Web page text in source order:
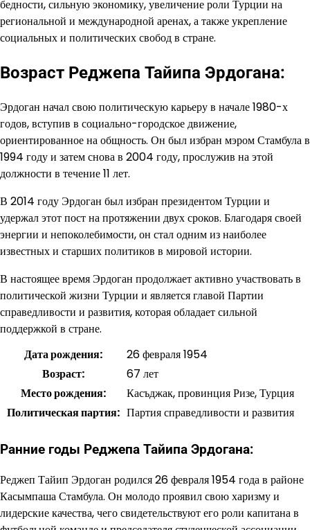
бедности, сильную экономику, увеличение роли Турции на
региональной и международной аренах, а также укрепление
социальных и политических свобод в стране.
Возраст Реджепа Тайипа Эрдогана:
Эрдоган начал свою политическую карьеру в начале 1980-х
годов, вступив в социально-городское движение,
ориентированное на общность. Он был избран мэром Стамбула в
1994 году и затем снова в 2004 году, прослужив на этой
должности в течение 11 лет.
В 2014 году Эрдоган был избран президентом Турции и
удержал этот пост на протяжении двух сроков. Благодаря своей
энергии и непоколебимости, он стал одним из наиболее
известных и старших политиков в мировой истории.
В настоящее время Эрдоган продолжает активно участвовать в
политической жизни Турции и является главой Партии
справедливости и развития, которая обладает сильной
поддержкой в стране.
Дата рождения:
26 февраля 1954
Возраст:
67 лет
Место рождения:
Касъджак, провинция Ризе, Турция
Политическая партия: Партия справедливости и развития
Ранние годы Реджепа Тайипа Эрдогана:
Реджеп Тайип Эрдоган родился 26 февраля 1954 года в районе
Касымпаша Стамбула. Он молодо проявил свою харизму и
лидерские качества, чего свидетельствуют его роли капитана в